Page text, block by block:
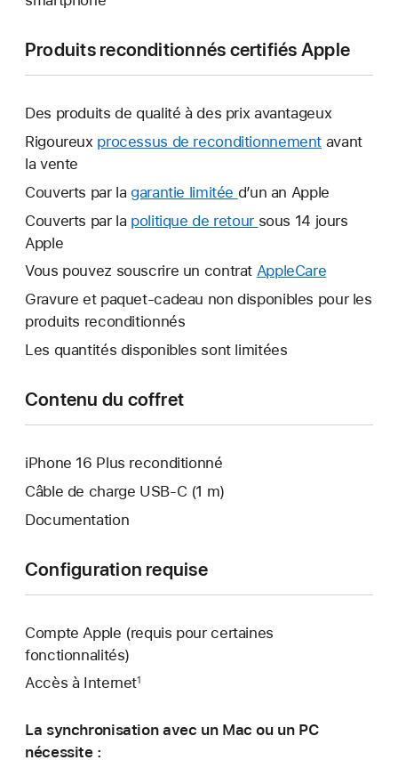
Produits reconditionnés certifiés Apple
Des produits de qualité à des prix avantageux
Rigoureux processus de reconditionnement avant
la vente
Couverts par la garantie limitée Une
nouvelle
d’un an Apple
Couverts par la politique de retour Une
fenêtre
sous 14 jours
Apple
Vous pouvez souscrire un contrat AppleCare
nouvelle
Gravure et paquet-cadeau non disponibles pour les
produits reconditionnés
Les quantités disponibles sont limitées
Contenu du coffret
iPhone 16 Plus reconditionné
Câble de charge USB‑C (1 m)
Documentation
Configuration requise
Compte Apple (requis pour certaines
fonctionnalités)
Accès à Internet1
La synchronisation avec un Mac ou un PC
nécessite :